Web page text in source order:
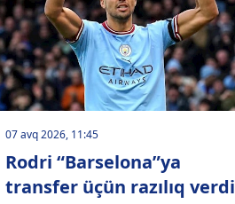
07 avq 2026, 11:45
Rodri “Barselona”ya
transfer üçün razılıq verdi